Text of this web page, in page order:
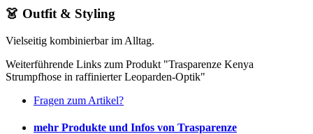
👗 Outfit & Styling
Vielseitig kombinierbar im Alltag.
Weiterführende Links zum Produkt "Trasparenze Kenya
Strumpfhose in raffinierter Leoparden-Optik"
Fragen zum Artikel?
mehr Produkte und Infos von Trasparenze